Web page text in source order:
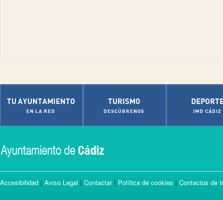
TU AYUNTAMIENTO
EN LA RED
TURISMO
DESCÚBRENOS IMD CÁDIZ
Accesibilidad | Aviso Legal | Contactar| Política de cookies | Contactos de